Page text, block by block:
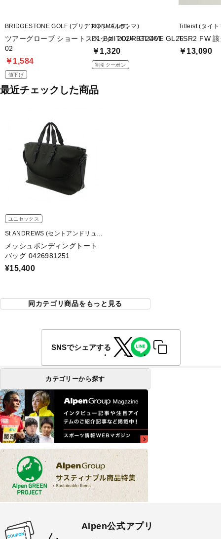
BRIDGESTONE GOLF (ブリヂストンゴルフ)
ツアーグローブ ショートスペック TOUR GLOVE GL26
02
￥1,584
値下げ
HONMA (ホンマ)
D1 Ball 2024 BT2401
￥1,320
割引クーポン
Titleist (タイト
TSR2 FW 該
￥13,090
最近チェックした商品
ユニセックス
St ANDREWS (セントアンドリュー
ス)
メッシュボンディングトート
バッグ 0426981251
¥15,400
同カテゴリ商品をもっと見る
SNSでシェアする
カテゴリーから探す
Alpen公式アプリ